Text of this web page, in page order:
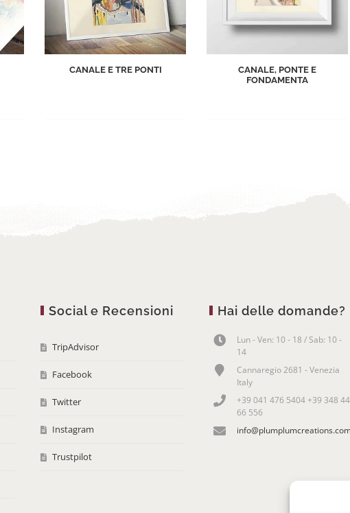
CANALE E TRE PONTI
CANALE, PONTE E
FONDAMENTA
Social e Recensioni
TripAdvisor
Facebook
Twitter
Instagram
Trustpilot
Hai delle domande?
Lun - Ven: 10 - 18 / Sab: 10 -
14
Cannaregio 2681 - Venezia
Italy
+39 041 476 5404 +39 348 44
66 556